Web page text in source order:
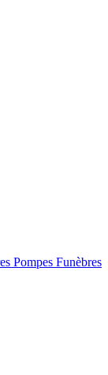
Pompes Funèbres